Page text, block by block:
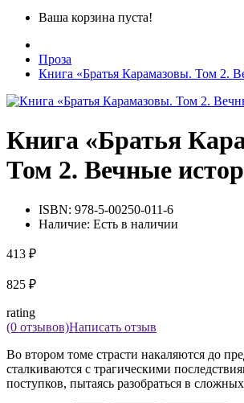
Ваша корзина пуста!
Проза
Книга «Братья Карамазовы. Том 2.
Книга «Братья
Том 2. Вечные
ISBN: 978-5-00250-011-6
Наличие: Есть в наличии
413 ₽
825 ₽
rating
(0 отзывов)Написать отзыв
Во втором томе страсти накаляются до
сталкиваются с трагическими
поступков, пытаясь разобраться в